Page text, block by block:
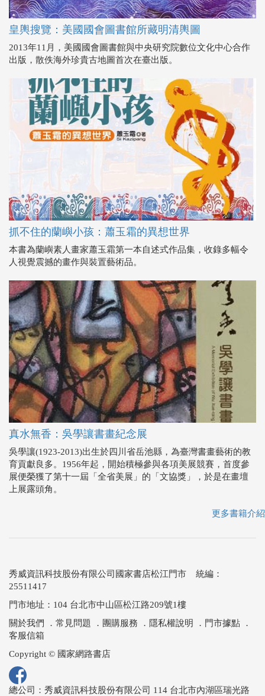
皇輿搜覽：美國國會圖書館所藏明清輿圖
2013年11月，美國國會圖書館與中央研究院數位文化中心合作
出版，散佚海外珍貴古地圖首次在臺出版。
抓不住的蘭嶼小孩：蕭玉霜的異想世界
本書為蘭嶼素人畫家蕭玉霜第一本自述式作品集，收錄多幅令
人視覺震撼的畫作與裝置藝術品。
真水無香：吳學讓書畫紀念展
吳學讓(1923-2013)出生於四川省岳池縣，為臺灣書畫藝術的教
育貢獻良多。1956年起，開始積極參與各項美展競賽，首度參
展便榮獲了第十一屆「全省美展」的「文協獎」，於是在畫壇
上展露頭角。
更多書籍介紹
秀威資訊科技股份有限公司國家書店松江門市 統編：
25511417
門市地址：104 台北市中山區松江路209號1樓
關於我們
． 常見問題 ． 團購服務 ． 隱私權說明 ． 門市據點 ．
客服信箱
Copyright © 國家網路書店
總公司：秀威資訊科技股份有限公司 114 台北市內湖區瑞光路